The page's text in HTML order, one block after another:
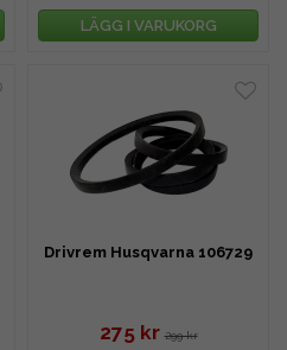
LÄGG I VARUKORG
Drivrem Husqvarna 106729
275 kr 299 kr